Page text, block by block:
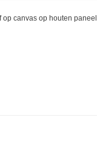
op canvas op houten paneel